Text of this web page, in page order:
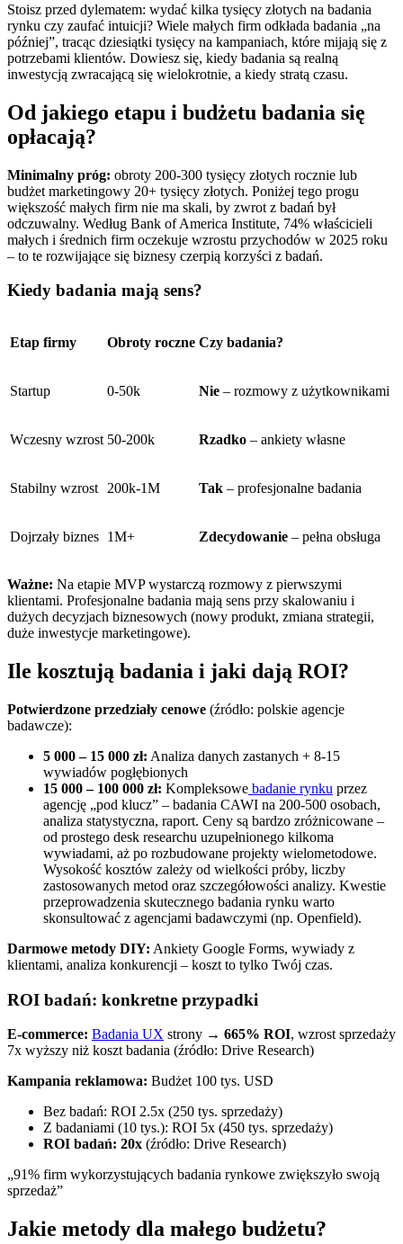
Stoisz przed dylematem: wydać kilka tysięcy złotych na badania
rynku czy zaufać intuicji? Wiele małych firm odkłada badania „na
później”, tracąc dziesiątki tysięcy na kampaniach, które mijają się z
potrzebami klientów. Dowiesz się, kiedy badania są realną
inwestycją zwracającą się wielokrotnie, a kiedy stratą czasu.
Od jakiego etapu i budżetu badania się
opłacają?
Minimalny próg: obroty 200-300 tysięcy złotych rocznie lub
budżet marketingowy 20+ tysięcy złotych. Poniżej tego progu
większość małych firm nie ma skali, by zwrot z badań był
odczuwalny. Według Bank of America Institute, 74% właścicieli
małych i średnich firm oczekuje wzrostu przychodów w 2025 roku
– to te rozwijające się biznesy czerpią korzyści z badań.
Kiedy badania mają sens?
Etap firmy Obroty roczne Czy badania?
Startup 0-50k Nie – rozmowy z użytkownikami
Wczesny wzrost 50-200k Rzadko – ankiety własne
Stabilny wzrost 200k-1M Tak – profesjonalne badania
Dojrzały biznes 1M+ Zdecydowanie – pełna obsługa
Ważne: Na etapie MVP wystarczą rozmowy z pierwszymi
klientami. Profesjonalne badania mają sens przy skalowaniu i
dużych decyzjach biznesowych (nowy produkt, zmiana strategii,
duże inwestycje marketingowe).
Ile kosztują badania i jaki dają ROI?
Potwierdzone przedziały cenowe (źródło: polskie agencje
badawcze):
5 000 – 15 000 zł: Analiza danych zastanych + 8-15
wywiadów pogłębionych
15 000 – 100 000 zł: Kompleksowe badanie rynku przez
agencję „pod klucz” – badania CAWI na 200-500 osobach,
analiza statystyczna, raport. Ceny są bardzo zróżnicowane –
od prostego desk researchu uzupełnionego kilkoma
wywiadami, aż po rozbudowane projekty wielometodowe.
Wysokość kosztów zależy od wielkości próby, liczby
zastosowanych metod oraz szczegółowości analizy. Kwestie
przeprowadzenia skutecznego badania rynku warto
skonsultować z agencjami badawczymi (np. Openfield).
Darmowe metody DIY: Ankiety Google Forms, wywiady z
klientami, analiza konkurencji – koszt to tylko Twój czas.
ROI badań: konkretne przypadki
E-commerce: Badania UX strony → 665% ROI, wzrost sprzedaży
7x wyższy niż koszt badania (źródło: Drive Research)
Kampania reklamowa: Budżet 100 tys. USD
Bez badań: ROI 2.5x (250 tys. sprzedaży)
Z badaniami (10 tys.): ROI 5x (450 tys. sprzedaży)
ROI badań: 20x (źródło: Drive Research)
„91% firm wykorzystujących badania rynkowe zwiększyło swoją
sprzedaż”
Jakie metody dla małego budżetu?